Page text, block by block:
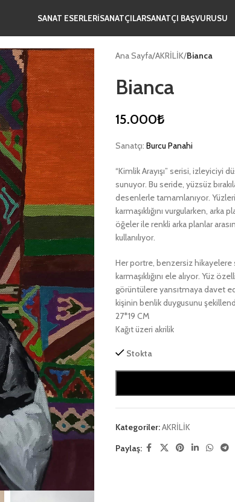
SANAT ESERLERİSANATÇILARSANATÇI BAŞVURUSU
Ana Sayfa/AKRİLİK/Bianca
Bianca
15.000₺
Sanatçı: Burcu Panahi
“Kimlik Arayışı” serisi, izleyiciyi
sunuyor. Bu seride, yüzsüz
desenlerle tamamlanıyor.
karmaşıklığını vurgularken,
öğeler ile renkli arka planlar
kullanılıyor.
Her portre, benzersiz hikayelere
karmaşıklığını ele alıyor. Yüz
görüntülere yansıtmaya davet
kişinin benlik duygusunu
27*19 CM
Kağıt üzeri akrilik
Stokta
Kategoriler:AKRİLİK
Paylaş: